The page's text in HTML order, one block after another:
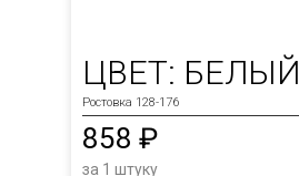
ЦВЕТ: БЕЛЫЙ
Ростовка 128-176
858 ₽
за 1 штуку